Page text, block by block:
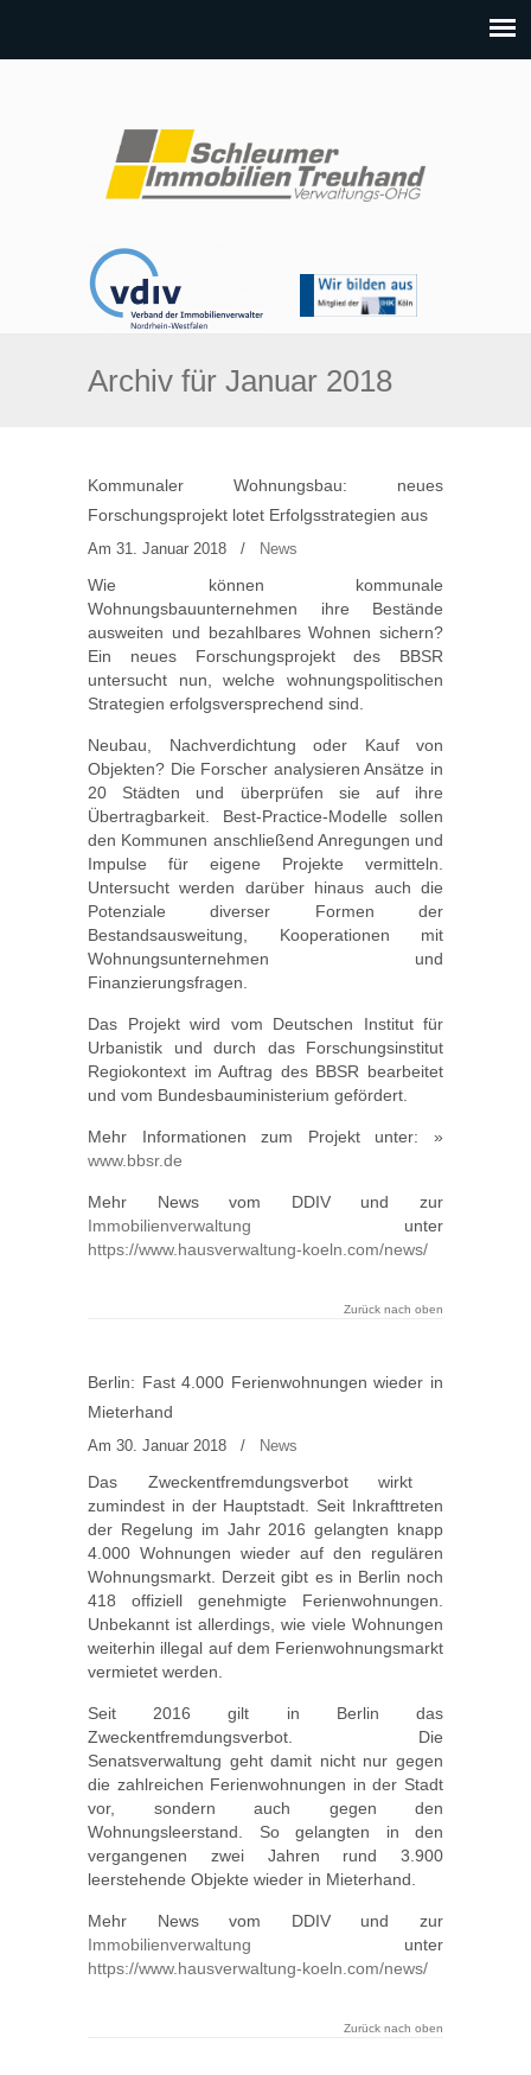
Archiv für Januar 2018
Kommunaler Wohnungsbau: neues
Forschungsprojekt lotet Erfolgsstrategien aus
Am 31. Januar 2018 / News
Wie können kommunale
Wohnungsbauunternehmen ihre Bestände
ausweiten und bezahlbares Wohnen sichern?
Ein neues Forschungsprojekt des BBSR
untersucht nun, welche wohnungspolitischen
Strategien erfolgsversprechend sind.
Neubau, Nachverdichtung oder Kauf von
Objekten? Die Forscher analysieren Ansätze in
20 Städten und überprüfen sie auf ihre
Übertragbarkeit. Best-Practice-Modelle sollen
den Kommunen anschließend Anregungen und
Impulse für eigene Projekte vermitteln.
Untersucht werden darüber hinaus auch die
Potenziale diverser Formen der
Bestandsausweitung, Kooperationen mit
Wohnungsunternehmen und
Finanzierungsfragen.
Das Projekt wird vom Deutschen Institut für
Urbanistik und durch das Forschungsinstitut
Regiokontext im Auftrag des BBSR bearbeitet
und vom Bundesbauministerium gefördert.
Mehr Informationen zum Projekt unter: »
www.bbsr.de
Mehr News vom DDIV und zur
Immobilienverwaltung unter
https://www.hausverwaltung-koeln.com/news/
Zurück nach oben
Berlin: Fast 4.000 Ferienwohnungen wieder in
Mieterhand
Am 30. Januar 2018 / News
Das Zweckentfremdungsverbot wirkt 
zumindest in der Hauptstadt. Seit Inkrafttreten
der Regelung im Jahr 2016 gelangten knapp
4.000 Wohnungen wieder auf den regulären
Wohnungsmarkt. Derzeit gibt es in Berlin noch
418 offiziell genehmigte Ferienwohnungen.
Unbekannt ist allerdings, wie viele Wohnungen
weiterhin illegal auf dem Ferienwohnungsmarkt
vermietet werden.
Seit 2016 gilt in Berlin das
Zweckentfremdungsverbot. Die
Senatsverwaltung geht damit nicht nur gegen
die zahlreichen Ferienwohnungen in der Stadt
vor, sondern auch gegen den
Wohnungsleerstand. So gelangten in den
vergangenen zwei Jahren rund 3.900
leerstehende Objekte wieder in Mieterhand.
Mehr News vom DDIV und zur
Immobilienverwaltung unter
https://www.hausverwaltung-koeln.com/news/
Zurück nach oben